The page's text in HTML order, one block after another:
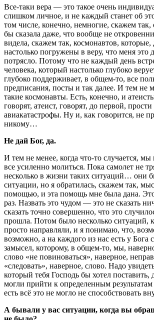
Все-таки вера — это такое очень
слишком личное, и не каждый станет об
том числе, конечно, немногие, скажем так,
бы сказала даже, что вообще не
видела, скажем так, космонавтов, которые,
настолько погружены в веру, что меня это
потрясло. Потому что не каждый день
человека, который настолько глубоко
глубоко поддерживает, в общем-то, все
предписания, посты и так далее. И тем не
такие космонавты. Есть, конечно, и
говорят, атеист, говорят, до первой,
авиакатастрофы. Ну и, как говорится, не
никому…
Не дай Бог, да.
И тем не менее, когда что-то случается,
все усиленно молиться. Пока самолет не
несколько в жизни таких ситуаций… они
ситуации, но я обратилась, скажем так,
помощью, и эта помощь мне была дана.
раз. Назвать это чудом — это не сказать
сказать точно совершенно, что это
прошла. Потом было несколько ситуаций,
просто направляли, и я понимаю, что,
возможно, а на каждого из нас есть у Бога
замысел, которому, в общем-то, мы,
слово «не повиноваться», наверное,
«следовать», наверное, слово. Надо
который тебя Господь бы хотел
могли прийти к определенным
есть всё это не могло не способствовать
А бывали у вас ситуации, когда вы